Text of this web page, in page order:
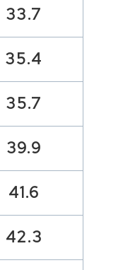
33.7
35.4
35.7
39.9
41.6
42.3